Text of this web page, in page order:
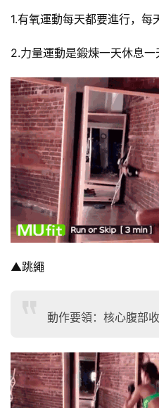
1.有氧運動每天都要進行，每
2.力量運動是鍛煉一天休息一
▲跳繩
動作要領：核心腹部